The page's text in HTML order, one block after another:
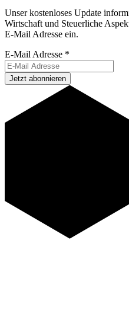
Unser kostenloses Update
Wirtschaft und Steuerliche
E-Mail Adresse ein.
E-Mail Adresse *
Jetzt abonnieren